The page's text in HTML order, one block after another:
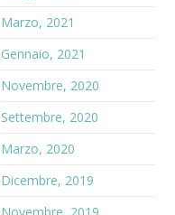
Marzo, 2021
Gennaio, 2021
Novembre, 2020
Settembre, 2020
Marzo, 2020
Dicembre, 2019